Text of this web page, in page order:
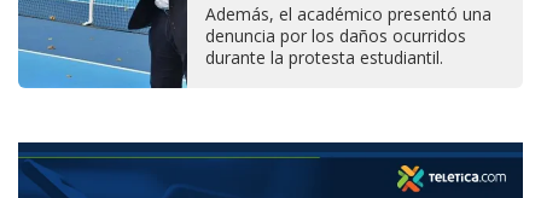
Además, el académico presentó una
denuncia por los daños ocurridos
durante la protesta estudiantil.